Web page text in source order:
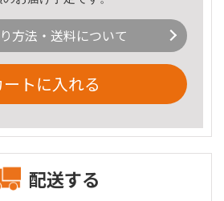
方法・送料について
ートに入れる
配送する